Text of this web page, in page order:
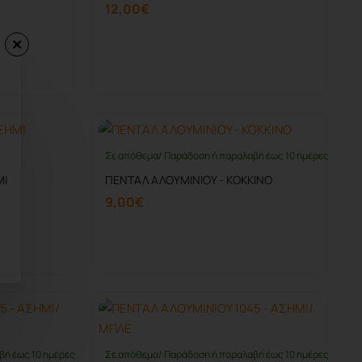
12,00€
Σε απόθεμα/ Παράδοση ή παραλαβή έως 10 ημέρες
ΠΕΝΤΑΛ ΑΛΟΥΜΙΝΙΟΥ - ΚΟΚΚΙΝΟ
9,00€
έως 10 ημέρες Σε απόθεμα/ Παράδοση ή παραλαβή έως 10 ημέρες